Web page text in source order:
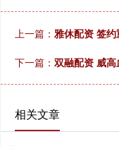
上一篇： 雅休配资 签
下一篇： 双融配资 威
相关文章